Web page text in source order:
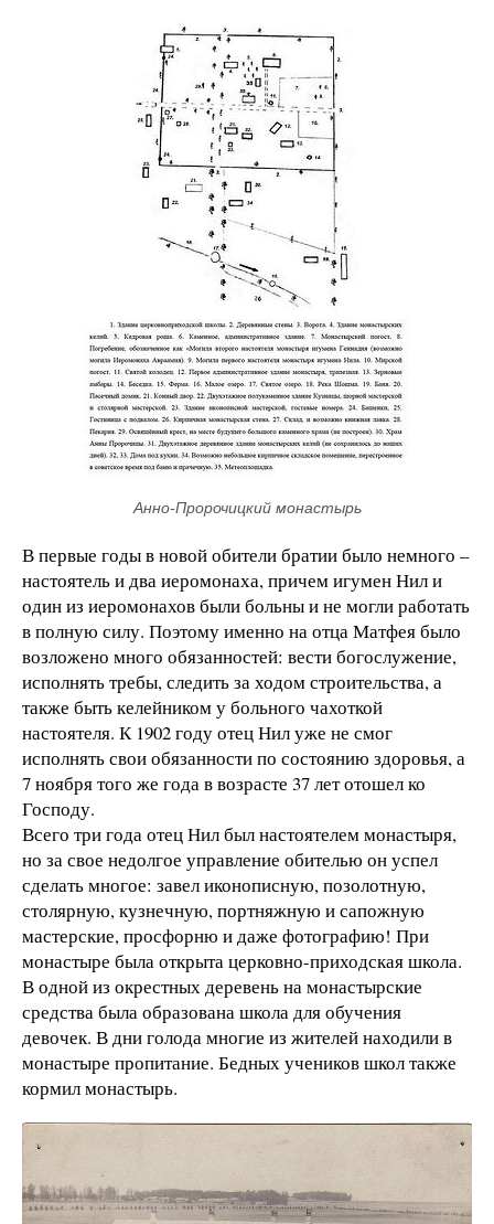
Анно-Пророчицкий монастырь
В первые годы в новой обители братии было немного –
настоятель и два иеромонаха, причем игумен Нил и
один из иеромонахов были больны и не могли работать
в полную силу. Поэтому именно на отца Матфея было
возложено много обязанностей: вести богослужение,
исполнять требы, следить за ходом строительства, а
также быть келейником у больного чахоткой
настоятеля. К 1902 году отец Нил уже не смог
исполнять свои обязанности по состоянию здоровья, а
7 ноября того же года в возрасте 37 лет отошел ко
Господу.
Всего три года отец Нил был настоятелем монастыря,
но за свое недолгое управление обителью он успел
сделать многое: завел иконописную, позолотную,
столярную, кузнечную, портняжную и сапожную
мастерские, просфорню и даже фотографию! При
монастыре была открыта церковно-приходская школа.
В одной из окрестных деревень на монастырские
средства была образована школа для обучения
девочек. В дни голода многие из жителей находили в
монастыре пропитание. Бедных учеников школ также
кормил монастырь.